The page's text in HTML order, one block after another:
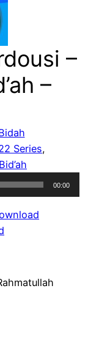
–
–
Series
00:00